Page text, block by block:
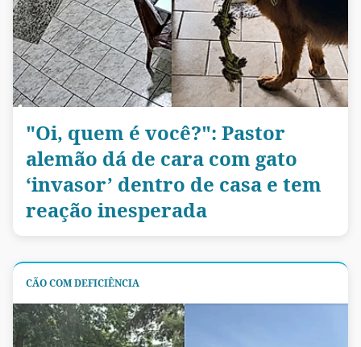
"Oi, quem é você?": Pastor
alemão dá de cara com gato
‘invasor’ dentro de casa e tem
reação inesperada
CÃO COM DEFICIÊNCIA